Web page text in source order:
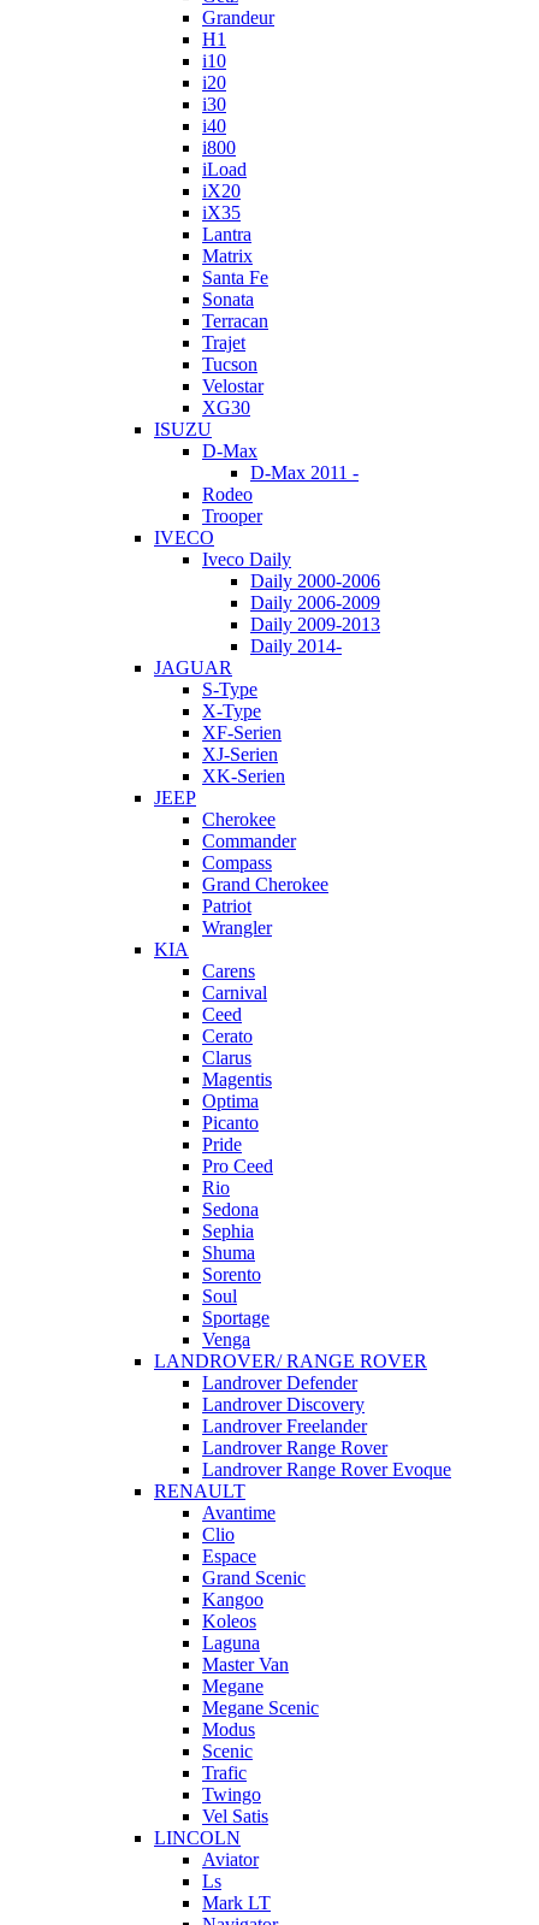
Grandeur
H1
i10
i20
i30
i40
i800
iLoad
iX20
iX35
Lantra
Matrix
Santa Fe
Sonata
Terracan
Trajet
Tucson
Velostar
XG30
ISUZU
D-Max
D-Max 2011 -
Rodeo
Trooper
IVECO
Iveco Daily
Daily 2000-2006
Daily 2006-2009
Daily 2009-2013
Daily 2014-
JAGUAR
S-Type
X-Type
XF-Serien
XJ-Serien
XK-Serien
JEEP
Cherokee
Commander
Compass
Grand Cherokee
Patriot
Wrangler
KIA
Carens
Carnival
Ceed
Cerato
Clarus
Magentis
Optima
Picanto
Pride
Pro Ceed
Rio
Sedona
Sephia
Shuma
Sorento
Soul
Sportage
Venga
LANDROVER/ RANGE ROVER
Landrover Defender
Landrover Discovery
Landrover Freelander
Landrover Range Rover
Landrover Range Rover Evoque
RENAULT
Avantime
Clio
Espace
Grand Scenic
Kangoo
Koleos
Laguna
Master Van
Megane
Megane Scenic
Modus
Scenic
Trafic
Twingo
Vel Satis
LINCOLN
Aviator
Ls
Mark LT